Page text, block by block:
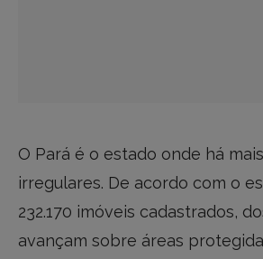
O Pará é o estado onde há
irregulares. De acordo com o
232.170 imóveis cadastrados,
avançam sobre áreas